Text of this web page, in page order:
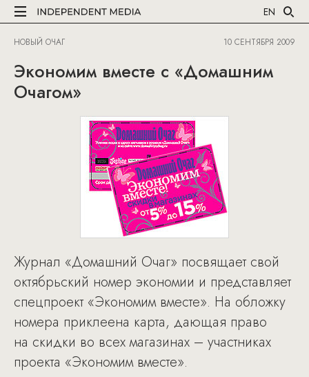
EN
НОВЫЙ ОЧАГ 10 СЕНТЯБРЯ 2009
Экономим вместе с «Домашним
Очагом»
Журнал «Домашний Очаг» посвящает свой
октябрьский номер экономии и представляет
спецпроект «Экономим вместе». На обложку
номера приклеена карта, дающая право
на скидки во всех магазинах – участниках
проекта «Экономим вместе».